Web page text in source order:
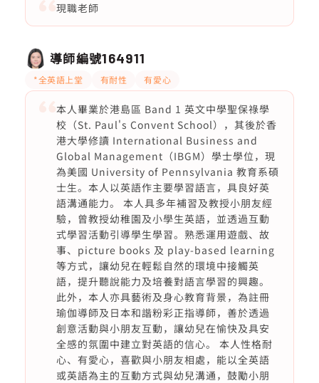
現職老師
導師編號164911
*全英語上堂 有耐性 有愛心
本人畢業於港島區 Band 1 英文中學聖保祿學
校（St. Paul's Convent School），其後於香
港大學修讀 International Business and
Global Management（IBGM）學士學位，現
為美國 University of Pennsylvania 教育系碩
士生。本人以英語作主要學習語言，具良好英
語溝通能力。 本人具多年補習及教授小朋友經
驗，曾教授幼稚園及小學生英語，並透過互動
式學習活動引導學生學習。熟悉運用遊戲、故
事、picture books 及 play-based learning
等方式，讓幼兒在輕鬆自然的環境中接觸英
語，提升聽說能力及培養對語言學習的興趣。
此外，本人亦具藝術及身心教育背景，為註冊
瑜伽導師及日本和諧粉彩正指導師，善於透過
創意活動與小朋友互動，讓幼兒在愉快及具安
全感的氛圍中建立對英語的信心。 本人性格耐
心、有愛心，喜歡與小朋友相處，能以全英語
或英語為主的互動方式與幼兒溝通，鼓勵小朋